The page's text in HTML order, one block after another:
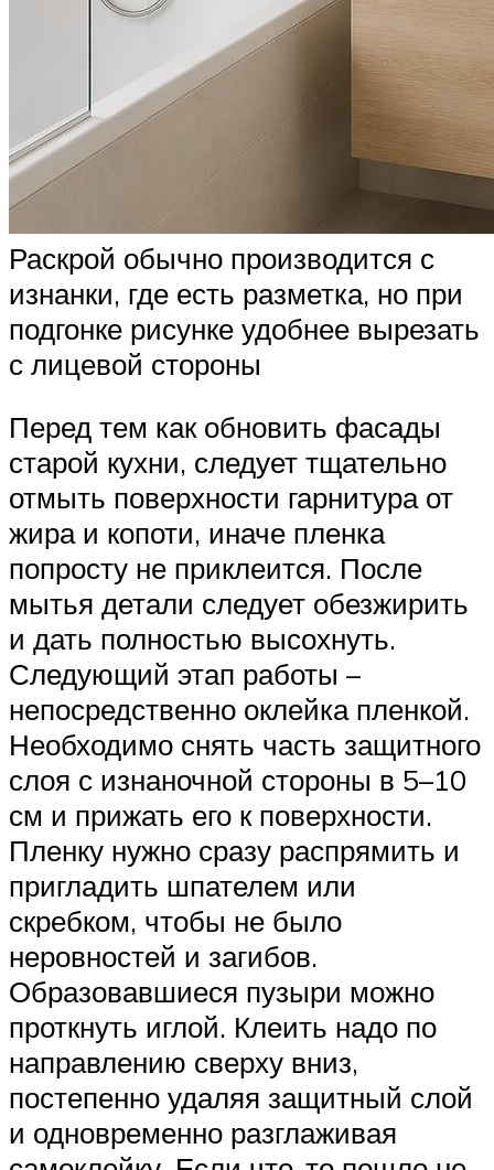
Раскрой обычно производится с
изнанки, где есть разметка, но при
подгонке рисунке удобнее вырезать
с лицевой стороны
Перед тем как обновить фасады
старой кухни, следует тщательно
отмыть поверхности гарнитура от
жира и копоти, иначе пленка
попросту не приклеится. После
мытья детали следует обезжирить
и дать полностью высохнуть.
Следующий этап работы –
непосредственно оклейка пленкой.
Необходимо снять часть защитного
слоя с изнаночной стороны в 5–10
см и прижать его к поверхности.
Пленку нужно сразу распрямить и
пригладить шпателем или
скребком, чтобы не было
неровностей и загибов.
Образовавшиеся пузыри можно
проткнуть иглой. Клеить надо по
направлению сверху вниз,
постепенно удаляя защитный слой
и одновременно разглаживая